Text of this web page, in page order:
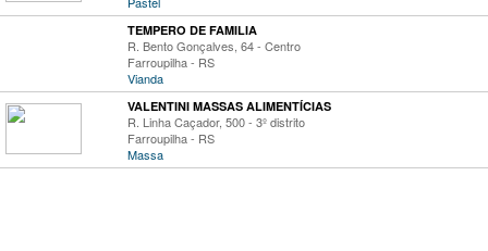
TEMPERO DE FAMILIA
R. Bento Gonçalves, 64 - Centro
Farroupilha - RS
Vianda
VALENTINI MASSAS ALIMENTÍCIAS
R. Linha Caçador, 500 - 3º distrito
Farroupilha - RS
Massa